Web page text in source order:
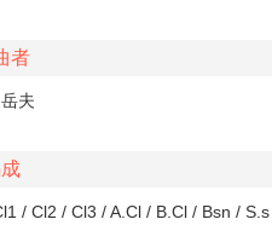
者
夫
/ Cl2 / Cl3 / A.Cl / B.Cl / Bsn / S.s